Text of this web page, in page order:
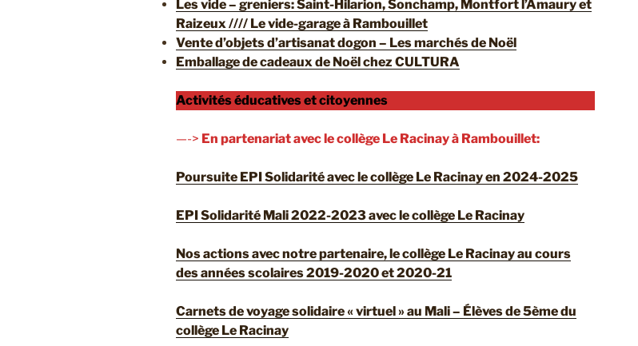
Les vide – greniers: Saint-Hilarion, Sonchamp, Montfort l’Amaury et
Raizeux //// Le vide-garage à Rambouillet
Vente d’objets d’artisanat dogon – Les marchés de Noël
Emballage de cadeaux de Noël chez CULTURA
Activités éducatives et citoyennes
—-> En partenariat avec le collège Le Racinay à Rambouillet:
Poursuite EPI Solidarité avec le collège Le Racinay en 2024-2025
EPI Solidarité Mali 2022-2023 avec le collège Le Racinay
Nos actions avec notre partenaire, le collège Le Racinay au cours
des années scolaires 2019-2020 et 2020-21
Carnets de voyage solidaire « virtuel » au Mali – Élèves de 5ème du
collège Le Racinay